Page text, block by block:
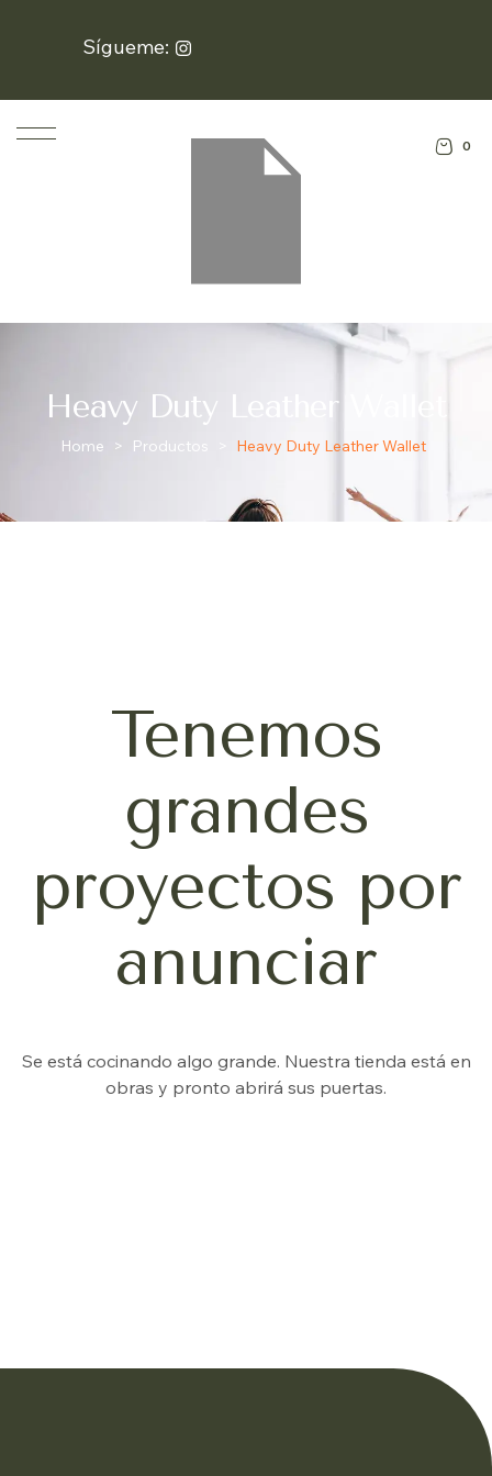
Sígueme:
0
Heavy Duty Leather Wallet
Home > Productos Heavy Duty Leather Wallet
Tenemos
grandes
proyectos por
anunciar
Se está cocinando algo grande. Nuestra tienda está en
obras y pronto abrirá sus puertas.